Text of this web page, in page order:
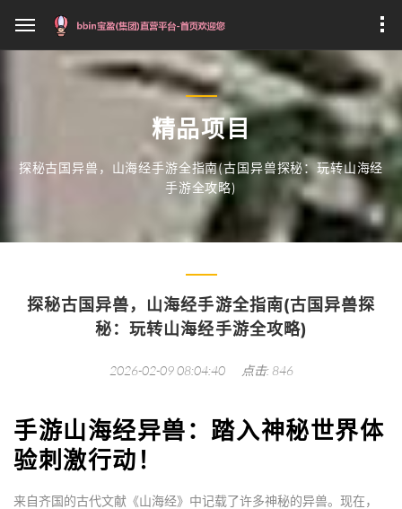
精品项目
探秘古国异兽，山海经手游全指南(古国异兽探秘：玩转山海经
手游全攻略)
探秘古国异兽，山海经手游全指南(古国异兽探
秘：玩转山海经手游全攻略)
2026-02-09 08:04:40 点击: 846
手游山海经异兽：踏入神秘世界体
验刺激行动！
来自齐国的古代文献《山海经》中记载了许多神秘的异兽。现在，